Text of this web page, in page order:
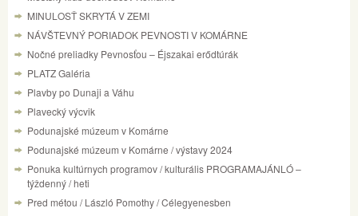
MINULOSŤ SKRYTÁ V ZEMI
NÁVŠTEVNÝ PORIADOK PEVNOSTI V KOMÁRNE
Nočné preliadky Pevnosťou – Éjszakai erődtúrák
PLATZ Galéria
Plavby po Dunaji a Váhu
Plavecký výcvik
Podunajské múzeum v Komárne
Podunajské múzeum v Komárne / výstavy 2024
Ponuka kultúrnych programov / kulturális PROGRAMAJÁNLÓ –
týždenný / heti
Pred métou / László Pomothy / Célegyenesben